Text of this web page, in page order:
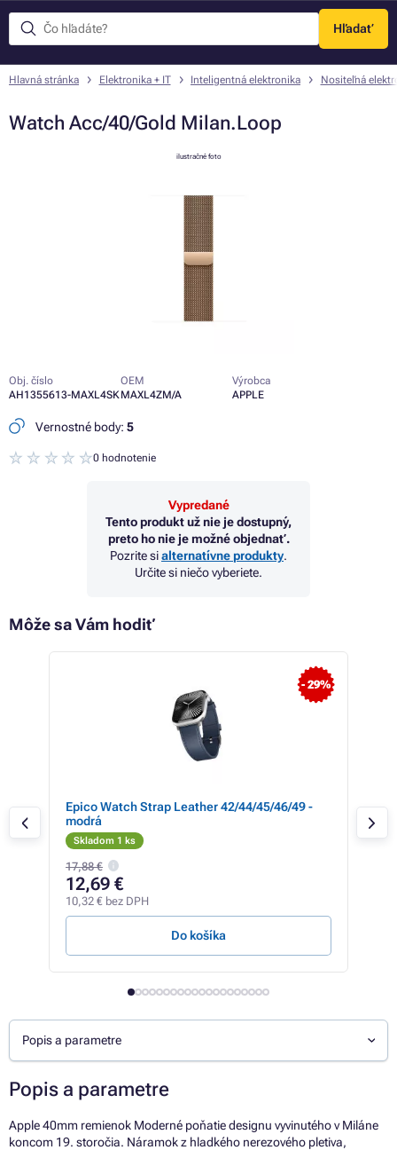
Hľadať
Menu
Hlavná stránka Elektronika + IT Inteligentná elektronika Nositeľná
Watch Acc/40/Gold Milan.Loop
ilustračné foto
Obj. číslo
AH1355613-MAXL4SK
OEM
MAXL4ZM/A
Výrobca
APPLE
Vernostné body: 5
0 hodnotenie
Vypredané
Tento produkt už nie je dostupný,
preto ho nie je možné objednať.
Pozrite sialternatívne produkty.
Určite si niečo vyberiete.
Môže sa Vám hodiť
- 29%
Epico Watch Strap Leather 42/44/45/46/49 -
modrá
Skladom 1 ks
17,88 €
12,69 €
10,32 € bez DPH
Do košíka
Popis a parametre
Popis a parametre
Apple 40mm remienok Moderné poňatie designu vyvinutého v Miláne
koncom 19. storočia. Náramok z hladkého nerezového pletiva,